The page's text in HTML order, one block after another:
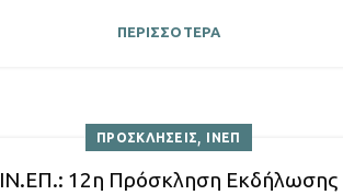
ΠΕΡΙΣΣΟΤΕΡΑ
ΠΡΟΣΚΛΗΣΕΙΣ ΙΝΕΠ
ΙΝ.ΕΠ.: 12η Πρόσκληση Εκδήλωσης